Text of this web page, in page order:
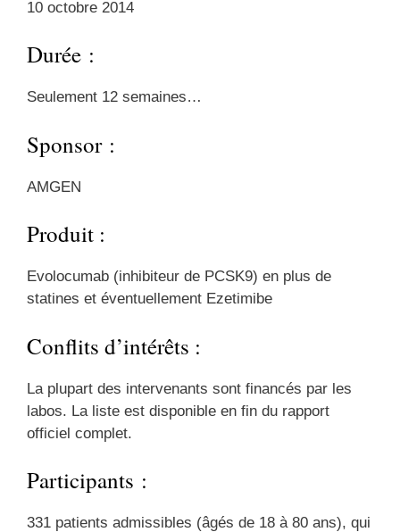
10 octobre 2014
Durée :
Seulement 12 semaines…
Sponsor :
AMGEN
Produit :
Evolocumab (inhibiteur de PCSK9) en plus de
statines et éventuellement Ezetimibe
Conflits d’intérêts :
La plupart des intervenants sont financés par les
labos. La liste est disponible en fin du rapport
officiel complet.
Participants :
331 patients admissibles (âgés de 18 à 80 ans), qui